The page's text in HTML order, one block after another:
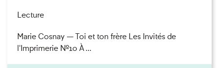
Lecture
Marie Cosnay — Toi et ton frère Les Invités de
l'Imprimerie n°10 À ...